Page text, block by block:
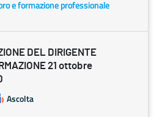
e formazione professionale
DEL DIRIGENTE
21 ottobre
Ascolta